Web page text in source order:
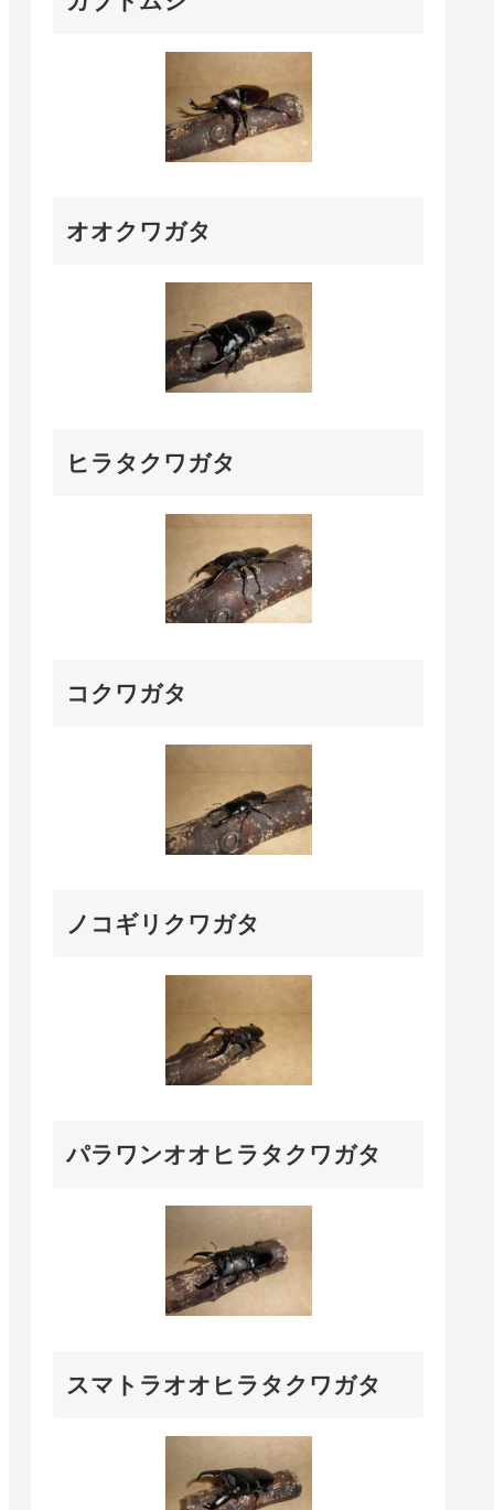
オオクワガタ
ヒラタクワガタ
コクワガタ
ノコギリクワガタ
パラワンオオヒラタクワガタ
スマトラオオヒラタクワガタ